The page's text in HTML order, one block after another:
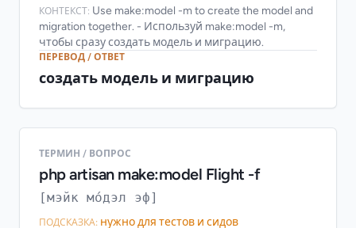
КОНТЕКСТ: Use make:model -m to create the model and
migration together. - Используй make:model -m,
чтобы сразу создать модель и миграцию.
ПЕРЕВОД / ОТВЕТ
создать модель и миграцию
ТЕРМИН / ВОПРОС
php artisan make:model Flight -f
[мэйк мо́дэл эф]
ПОДСКАЗКА: нужно для тестов и сидов